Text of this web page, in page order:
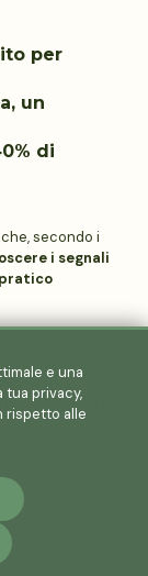
per
un
di
secondo i
i segnali
pratico
anno
attestato che
si svolge in
sconto
e una
tua privacy,
rispetto alle